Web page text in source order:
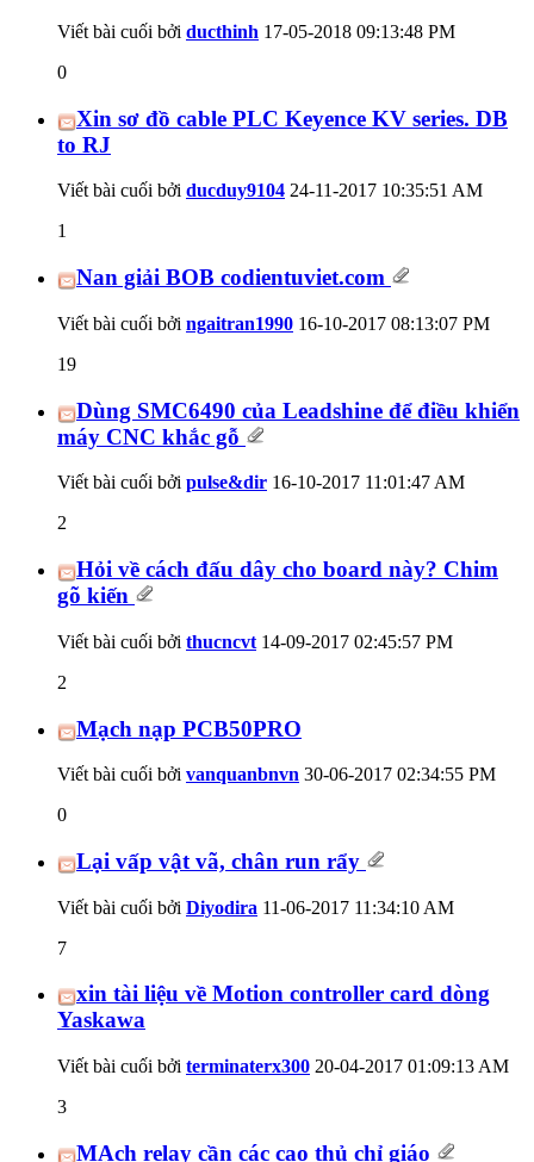
Viết bài cuối bởi ducthinh 17-05-2018 09:13:48 PM
0
Xin sơ đồ cable PLC Keyence KV series. DB
to RJ
Viết bài cuối bởi ducduy9104 24-11-2017 10:35:51 AM
1
Nan giải BOB codientuviet.com
Viết bài cuối bởi ngaitran1990 16-10-2017 08:13:07 PM
19
Dùng SMC6490 của Leadshine để điều khiển
máy CNC khắc gỗ
Viết bài cuối bởi pulse&dir 16-10-2017 11:01:47 AM
2
Hỏi về cách đấu dây cho board này? Chim
gõ kiến
Viết bài cuối bởi thucncvt 14-09-2017 02:45:57 PM
2
Mạch nạp PCB50PRO
Viết bài cuối bởi vanquanbnvn 30-06-2017 02:34:55 PM
0
Lại vấp vật vã, chân run rẩy
Viết bài cuối bởi Diyodira 11-06-2017 11:34:10 AM
7
xin tài liệu về Motion controller card dòng
Yaskawa
Viết bài cuối bởi terminaterx300 20-04-2017 01:09:13 AM
3
MẠch relay cần các cao thủ chỉ giáo